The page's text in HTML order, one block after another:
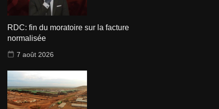
RDC: fin du moratoire sur la facture
normalisée
7 août 2026